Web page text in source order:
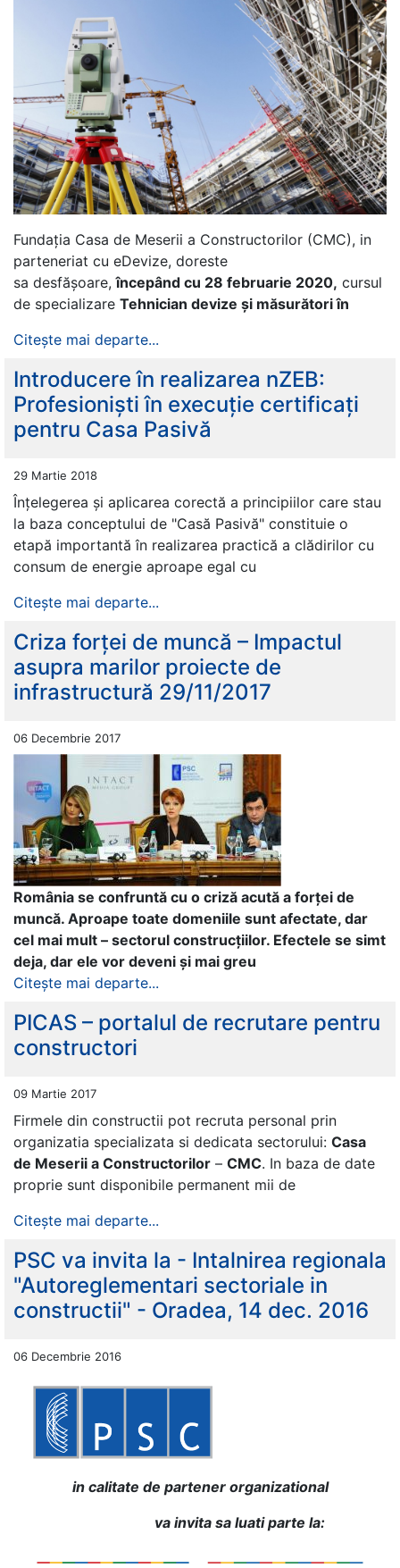
Fundația Casa de Meserii a Constructorilor (CMC), in
parteneriat cu eDevize, doreste
sa desfășoare,începând cu 28 februarie 2020, cursul
de specializare Tehnician devize și măsurători în
Citește mai departe...
Introducere în realizarea nZEB:
Profesioniști în execuție certificați
pentru Casa Pasivă
29 Martie 2018
Înțelegerea și aplicarea corectă a principiilor care stau
la baza conceptului de "Casă Pasivă" constituie o
etapă importantă în realizarea practică a clădirilor cu
consum de energie aproape egal cu
Citește mai departe...
Criza forței de muncă – Impactul
asupra marilor proiecte de
infrastructură 29/11/2017
06 Decembrie 2017
România se confruntă cu o criză acută a forței de
muncă. Aproape toate domeniile sunt afectate, dar
cel mai mult – sectorul construcțiilor. Efectele se simt
deja, dar ele vor deveni și mai greu
Citește mai departe...
PICAS – portalul de recrutare pentru
constructori
09 Martie 2017
Firmele din constructii pot recruta personal prin
organizatia specializata si dedicata sectorului: Casa
de Meserii a Constructorilor – CMC. In baza de date
proprie sunt disponibile permanent mii de
Citește mai departe...
PSC va invita la - Intalnirea regionala
"Autoreglementari sectoriale in
constructii" - Oradea, 14 dec. 2016
06 Decembrie 2016
in calitate de partener organizational
va invita sa luati parte la: